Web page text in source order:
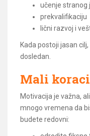
učenje stranog
prekvalifikaciju
lični razvoj i
Kada postoji jasan
dosledan.
Mali
Motivacija je važna,
mnogo vremena da
budete redovni: